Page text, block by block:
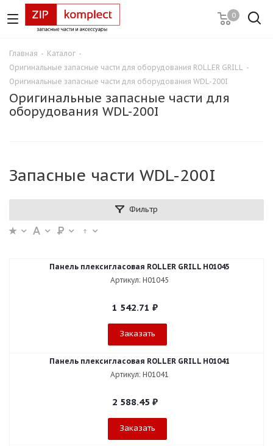
0
Главная - Каталог -
Оригинальные запасные части для оборудования ROLLER GRILL -
Оригинальные запасные части для оборудования WDL-200I
Оригинальные запасные части для
оборудования WDL-200I
Запасные части WDL-200I
Фильтр
Панель плексигласовая ROLLER GRILL H01045
Артикул: H01045
1 542.71 ₽
Заказать
Панель плексигласовая ROLLER GRILL H01041
Артикул: H01041
2 588.45 ₽
Заказать